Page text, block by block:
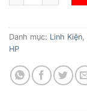
Danh mục: Linh Kiện
HP